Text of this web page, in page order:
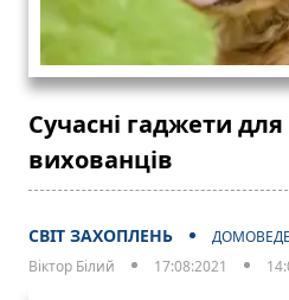
Сучасні гаджети
вихованців
СВІТ ЗАХОПЛЕНЬ
Віктор Білий
17:08:2021